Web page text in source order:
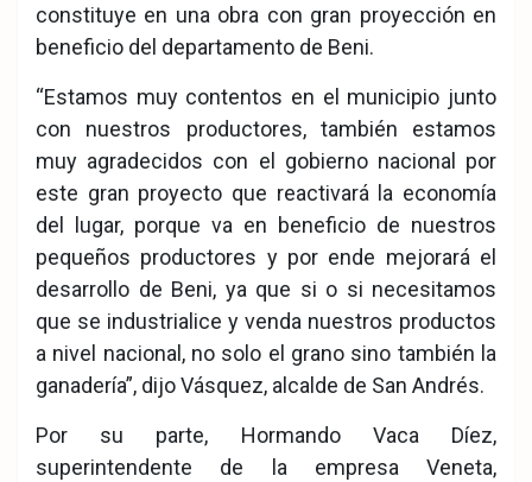
constituye en una obra con gran proyección en
beneficio del departamento de Beni.
“Estamos muy contentos en el municipio junto
con nuestros productores, también estamos
muy agradecidos con el gobierno nacional por
este gran proyecto que reactivará la economía
del lugar, porque va en beneficio de nuestros
pequeños productores y por ende mejorará el
desarrollo de Beni, ya que si o si necesitamos
que se industrialice y venda nuestros productos
a nivel nacional, no solo el grano sino también la
ganadería”, dijo Vásquez, alcalde de San Andrés.
Por su parte, Hormando Vaca Díez,
superintendente de la empresa Veneta,